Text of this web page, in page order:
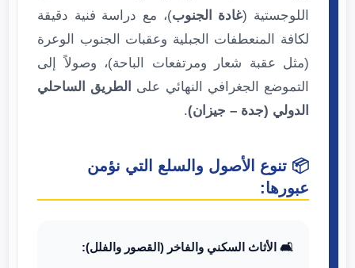
اللوجستية (غادة الجنوب)، مع دراسة فنية دقيقة
لكافة المنعطفات الجبلية وعقبات الجنوب الوعرة
(مثل عقبة شعار ومرتفعات الباحة)، وصولاً إلى
التموضع الجغرافي النهائي على
الطريق الساحلي
الدولي (جدة – جيزان).
📦 تنوع الأصول والسلع التي نؤمن
عبورها:
🛋️ الأثاث السكني والفاخر (القصور والفلل):